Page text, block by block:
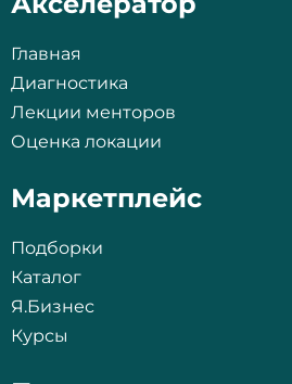
Главная
Диагностика
Лекции менторов
Оценка локации
Маркетплейс
Подборки
Каталог
Я.Бизнес
Курсы